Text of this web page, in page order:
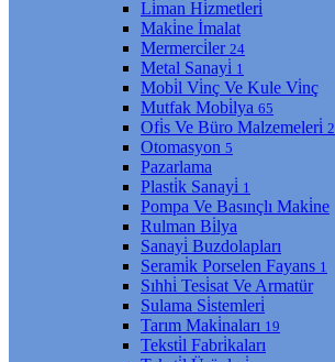
Li̇man Hi̇zmetleri̇
Maki̇ne İmalat
Mermerci̇ler 24
Metal Sanayi̇ 1
Mobi̇l Vi̇nç Ve Kule Vi̇nç
Mutfak Mobi̇lya 65
Ofi̇s Ve Büro Malzemeleri̇ 2
Otomasyon 5
Pazarlama
Plasti̇k Sanayi̇ 1
Pompa Ve Basınçlı Maki̇ne
Rulman Bi̇lya
Sanayi̇ Buzdolapları
Serami̇k Porselen Fayans 1
Sıhhi̇ Tesi̇sat Ve Armatür
Sulama Si̇stemleri̇
Tarım Maki̇naları 19
Teksti̇l Fabri̇kaları